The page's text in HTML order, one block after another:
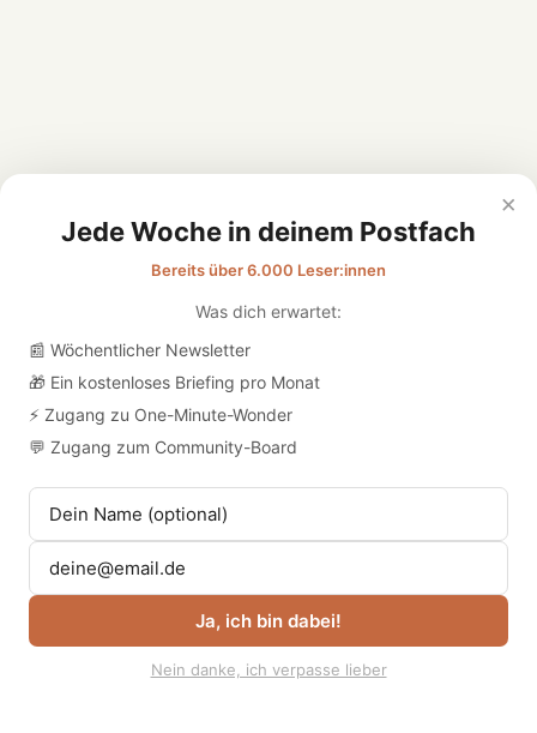
Während sich die
Gesundheitsminister*innen
Deutschlands in Travemünde zur
Norden des Landes Demonstrationen
statt. Angehörige verschiedener
Gesundheitsberufe machten auf die
drängenden Probleme in der
Gesundheitsversorgung aufmerksam.
×
Jede Woche in deinem Postfach
Bereits über 6.000 Leser:innen
Was dich erwartet:
📰 Wöchentlicher Newsletter
🎁 Ein kostenloses Briefing pro Monat
⚡ Zugang zu One-Minute-Wonder
💬 Zugang zum Community-Board
Ja, ich bin dabei!
Nein danke, ich verpasse lieber